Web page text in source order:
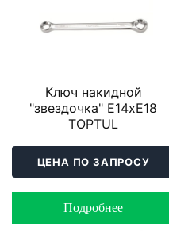
Ключ накидной
"звездочка" Е14хЕ18
TOPTUL
ЦЕНА ПО ЗАПРОСУ
Подробнее